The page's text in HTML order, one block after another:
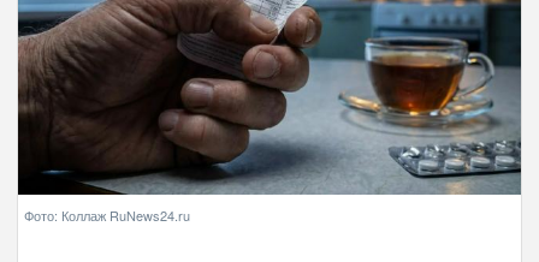
Фото: Коллаж RuNews24.ru